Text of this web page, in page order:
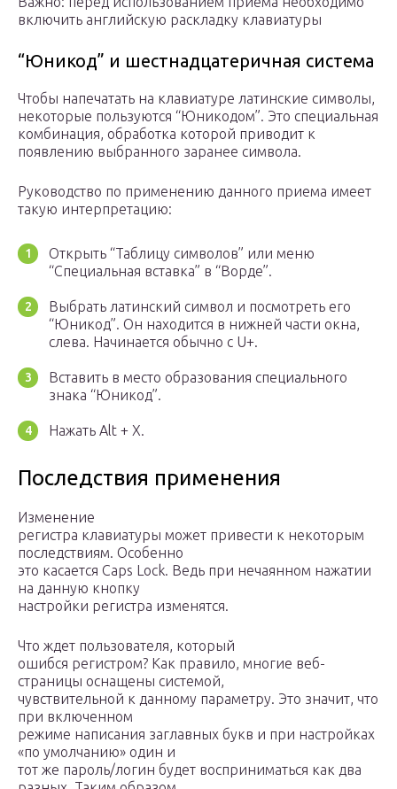
включить английскую раскладку клавиатуры
“Юникод” и шестнадцатеричная система
Чтобы напечатать на клавиатуре латинские символы,
некоторые пользуются “Юникодом”. Это специальная
комбинация, обработка которой приводит к
появлению выбранного заранее символа.
Руководство по применению данного приема имеет
такую интерпретацию:
Открыть “Таблицу символов” или меню
“Специальная вставка” в “Ворде”.
Выбрать латинский символ и посмотреть его
“Юникод”. Он находится в нижней части окна,
слева. Начинается обычно с U+.
Вставить в место образования специального
знака “Юникод”.
Нажать Alt + X.
Последствия применения
Изменение
регистра клавиатуры может привести к некоторым
последствиям. Особенно
это касается Caps Lock. Ведь при нечаянном нажатии
на данную кнопку
настройки регистра изменятся.
Что ждет пользователя, который
ошибся регистром? Как правило, многие веб-
страницы оснащены системой,
чувствительной к данному параметру. Это значит, что
при включенном
режиме написания заглавных букв и при настройках
«по умолчанию» один и
тот же пароль/логин будет восприниматься как два